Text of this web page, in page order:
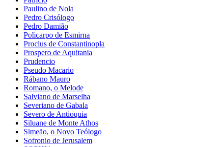
Paulino de Nola
Pedro Crisólogo
Pedro Damião
Policarpo de Esmirna
Proclus de Constantinopla
Prospero de Aquitania
Prudencio
Pseudo Macario
Rábano Mauro
Romano, o Melode
Salviano de Marselha
Severiano de Gabala
Severo de Antioquia
Siluane de Monte Athos
Simeão, o Novo Teólogo
Sofronio de Jerusalem